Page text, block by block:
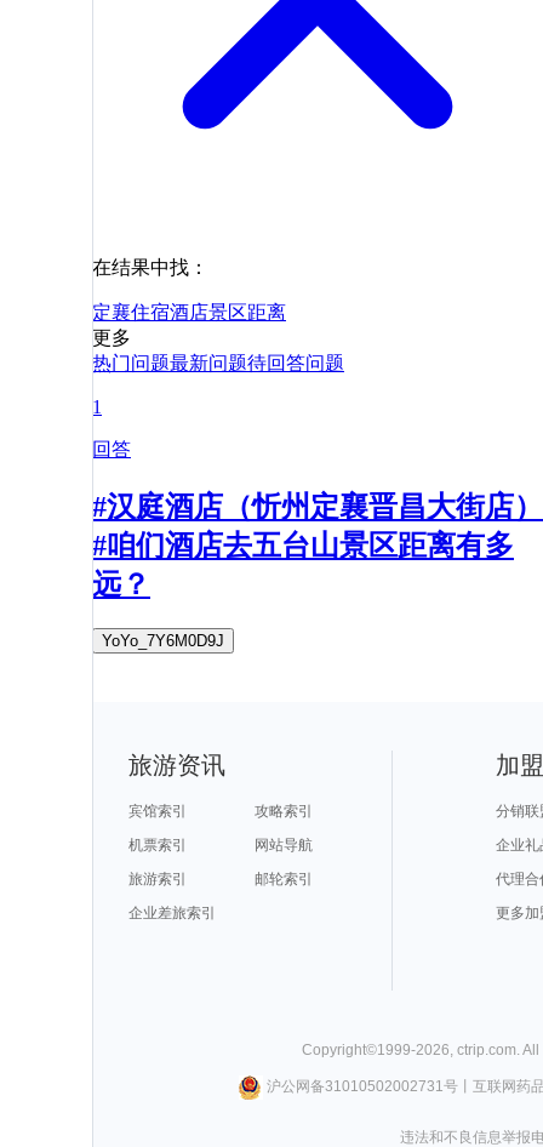
在结果中找：
定襄住宿酒店景区距离
更多
热门问题最新问题待回答问题
1
回答
#汉庭酒店（忻州定襄晋昌大街店）
#咱们酒店去五台山景区距离有多
远？
YoYo_7Y6M0D9J
旅游资讯
宾馆索引
攻略索引
机票索引
网站导航
旅游索引
邮轮索引
企业差旅索引
加
分销联
企业礼
代理合
更多加
Copyright©1999-2026 ctrip.com .
沪公网备31010502002731号丨 互联网药
违法和不良信息举报